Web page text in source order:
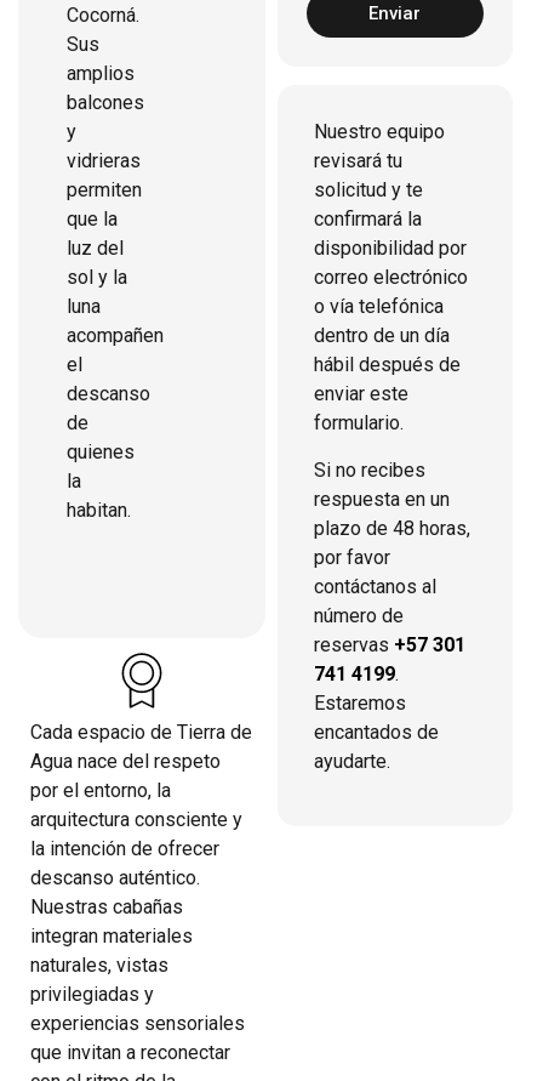
Cocorná.
Sus
amplios
balcones
y
vidrieras
permiten
que la
luz del
sol y la
luna
acompañen
el
descanso
de
quienes
la
habitan.
Cada espacio de Tierra de
Agua nace del respeto
por el entorno, la
arquitectura consciente y
la intención de ofrecer
descanso auténtico.
Nuestras cabañas
integran materiales
naturales, vistas
privilegiadas y
experiencias sensoriales
que invitan a reconectar
Enviar
Nuestro equipo
revisará tu
solicitud y te
confirmará la
disponibilidad por
correo electrónico
o vía telefónica
dentro de un día
hábil después de
enviar este
formulario.
Si no recibes
respuesta en un
plazo de 48 horas,
por favor
contáctanos al
número de
reservas +57 301
741 4199.
Estaremos
encantados de
ayudarte.